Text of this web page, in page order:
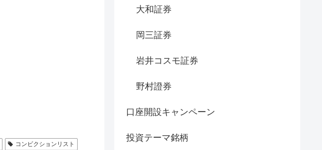
コンビクションリスト
大和証券
岡三証券
岩井コスモ証券
野村證券
口座開設キャンペーン
投資テーマ銘柄